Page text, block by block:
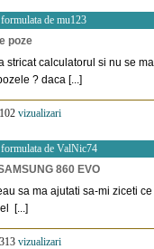
de mu123
poze
stricat calculatorul si nu se
? daca [...]
vizualizari
de ValNic74
860 EVO
sa ma ajutati sa-mi ziceti
[...]
vizualizari